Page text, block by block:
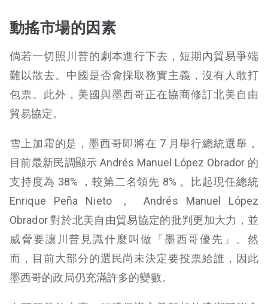
動搖市場的因素
倘若一切照川普的劇本進行下去，短期內貿易爭端
難以散去。中國是否會採取務實主義，沒有人敢打
包票。此外，美國與墨西哥正在協商修訂北美自由
貿易協定。
雪上加霜的是，墨西哥即將在 7 月舉行總統選舉，
目前最新民調顯示 Andrés Manuel López Obrador 的
支持度為 38% ，較第二名領先 8% 。比起現任總統
Enrique Peña Nieto ， Andrés Manuel López
Obrador 對於北美自由貿易協定的批判更加大力，並
威脅要讓川普見識什麼叫做「墨西哥優先」。然
而，目前大部分的選民尚未決定要投票給誰，因此
墨西哥的政局仍充滿許多的變數。